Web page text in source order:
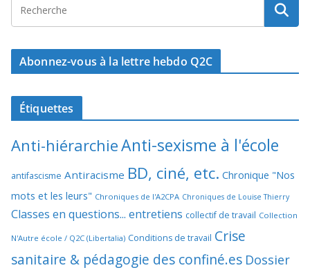
Abonnez-vous à la lettre hebdo Q2C
Étiquettes
Anti-hiérarchieAnti-sexisme à l'école
antifascisme Antiracisme BD, ciné, etc. Chronique "Nos
mots et les leurs" Chroniques de l'A2CPA Chroniques de Louise Thierry
Classes en questions... entretiens collectif de travail Collection
N'Autre école / Q2C (Libertalia) Conditions de travail Crise
sanitaire & pédagogie des confiné.es Dossier